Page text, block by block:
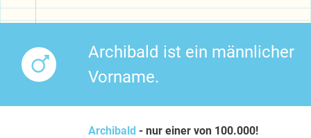
Archibald ist ein männlicher
Vorname.
Archibald - nur einer von 100.000!